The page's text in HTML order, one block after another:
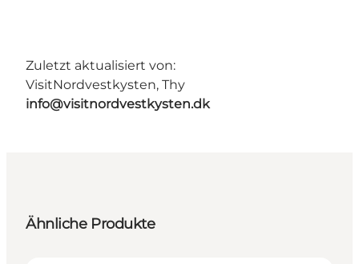
Zuletzt aktualisiert von:
VisitNordvestkysten, Thy
info@visitnordvestkysten.dk
Ähnliche Produkte